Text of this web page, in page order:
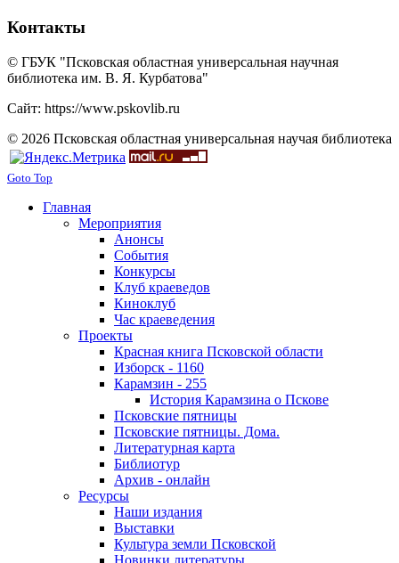
Контакты
© ГБУК "Псковская областная универсальная научная
библиотека им. В. Я. Курбатова"
Сайт: https://www.pskovlib.ru
© 2026 Псковская областная универсальная научая библиотека
Goto Top
Главная
Мероприятия
Анонсы
События
Конкурсы
Клуб краеведов
Киноклуб
Час краеведения
Проекты
Красная книга Псковской области
Изборск - 1160
Карамзин - 255
История Карамзина о Пскове
Псковские пятницы
Псковские пятницы. Дома.
Литературная карта
Библиотур
Архив - онлайн
Ресурсы
Наши издания
Выставки
Культура земли Псковской
Новинки литературы